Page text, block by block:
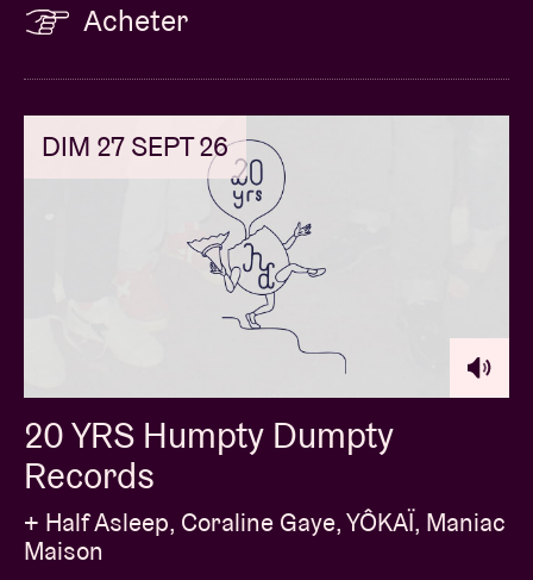
Acheter
DIM 27 SEPT 26
20 YRS Humpty Dumpty
Records
+ Half Asleep, Coraline Gaye, YÔKAÏ, Maniac
Maison